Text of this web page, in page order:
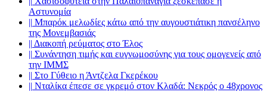
Αστυνομία
|| Μπαρόκ μελωδίες κάτω από την αυγουστιάτικη πανσέληνο
της Μονεμβασιάς
|| Διακοπή ρεύματος στο Έλος
|| Συνάντηση τιμής και ευγνωμοσύνης για τους ομογενείς από
την ΙΜΜΣ
|| Στο Γύθειο η Άντζελα Γκερέκου
|| Νταλίκα έπεσε σε γκρεμό στον Κλαδά: Νεκρός ο 48χρονος